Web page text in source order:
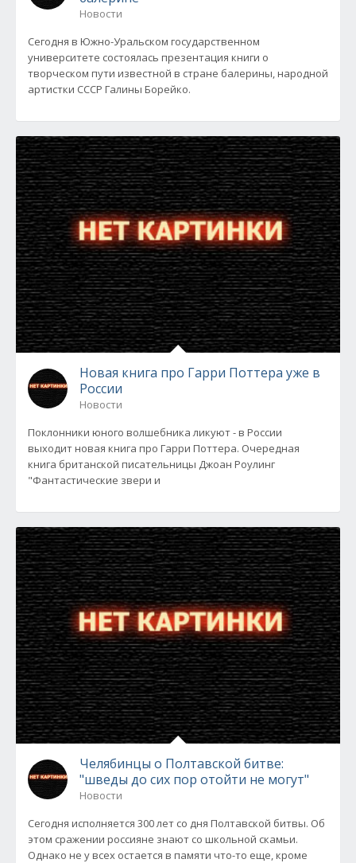
Новости
Сегодня в Южно-Уральском государственном
университете состоялась презентация книги о
творческом пути известной в стране балерины, народной
артистки СССР Галины Борейко.
Новая книга про Гарри Поттера уже в
России
Новости
Поклонники юного волшебника ликуют - в России
выходит новая книга про Гарри Поттера. Очередная
книга британской писательницы Джоан Роулинг
"Фантастические звери и
Челябинцы о Полтавской битве:
"шведы до сих пор отойти не могут"
Новости
Сегодня исполняется 300 лет со дня Полтавской битвы. Об
этом сражении россияне знают со школьной скамьи.
Однако не у всех остается в памяти что-то еще, кроме